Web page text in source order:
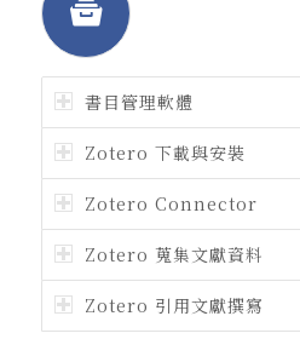
書目管理軟體
Zotero 下載與安裝
Zotero Connector
Zotero 蒐集文獻資料
Zotero 引用文獻撰寫